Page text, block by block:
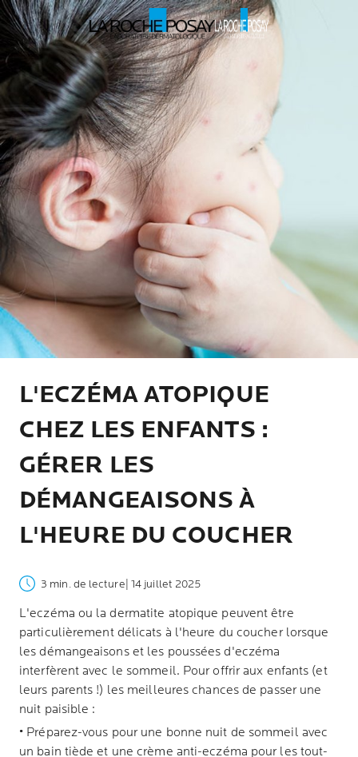
L'ECZÉMA ATOPIQUE
CHEZ LES ENFANTS :
GÉRER LES
DÉMANGEAISONS À
L'HEURE DU COUCHER
3 min. de lecture | 14 juillet 2025
L'eczéma ou la dermatite atopique peuvent être
particulièrement délicats à l'heure du coucher lorsque
les démangeaisons et les poussées d'eczéma
interfèrent avec le sommeil. Pour offrir aux enfants (et
leurs parents !) les meilleures chances de passer une
nuit paisible :
• Préparez-vous pour une bonne nuit de sommeil avec
un bain tiède et une crème anti-eczéma pour les tout-